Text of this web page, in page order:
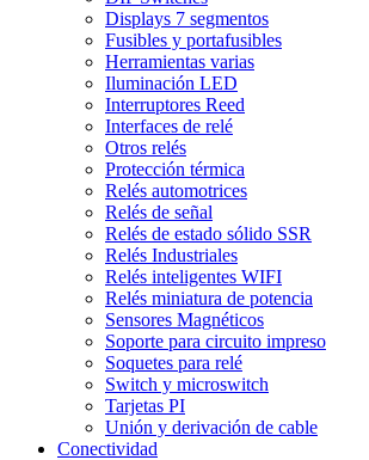
Displays 7 segmentos
Fusibles y portafusibles
Herramientas varias
Iluminación LED
Interruptores Reed
Interfaces de relé
Otros relés
Protección térmica
Relés automotrices
Relés de señal
Relés de estado sólido SSR
Relés Industriales
Relés inteligentes WIFI
Relés miniatura de potencia
Sensores Magnéticos
Soporte para circuito impreso
Soquetes para relé
Switch y microswitch
Tarjetas PI
Unión y derivación de cable
Conectividad